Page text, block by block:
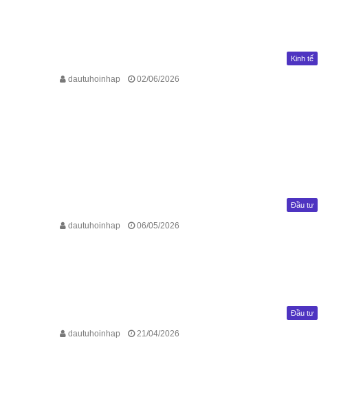
Kinh tế
dautuhoinhap 02/06/2026
Đầu tư
dautuhoinhap 06/05/2026
Đầu tư
dautuhoinhap 21/04/2026